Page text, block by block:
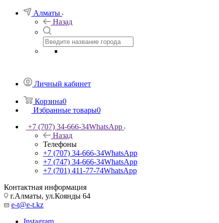
Алматы
Назад
Личный кабинет
Корзина0
Избранные товары0
+7 (707) 34-666-34WhatsApp
Назад
Телефоны
+7 (707) 34-666-34WhatsApp
+7 (747) 34-666-34WhatsApp
+7 (701) 411-77-74WhatsApp
Контактная информация
г.Алматы, ул.Коянды 64
e-t@e-t.kz
Instagram